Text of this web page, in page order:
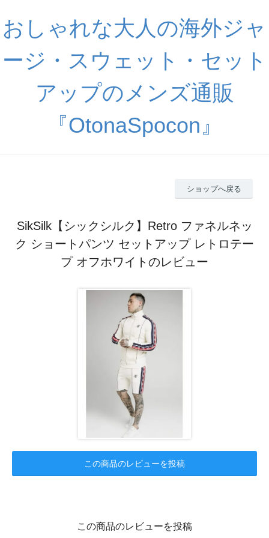
おしゃれな大人の海外ジャ
ージ・スウェット・セット
アップのメンズ通販
『OtonaSpocon』
ショップへ戻る
SikSilk【シックシルク】Retro ファネルネッ
ク ショートパンツ セットアップ レトロテー
プ オフホワイトのレビュー
この商品のレビューを投稿
この商品のレビューを投稿